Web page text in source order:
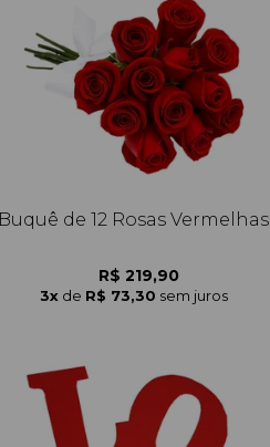
Buquê de 12 Rosas Vermelhas
R$ 219,90
3x de R$ 73,30 sem juros